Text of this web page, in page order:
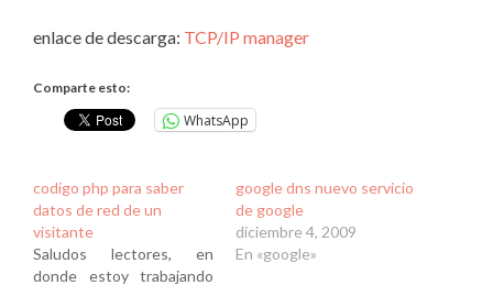
enlace de descarga: TCP/IP manager
Comparte esto:
WhatsApp
codigo php para saber
datos de red de un
visitante
Saludos lectores, en
donde estoy trabajando
google dns nuevo servicio
de google
diciembre 4, 2009
En «google»